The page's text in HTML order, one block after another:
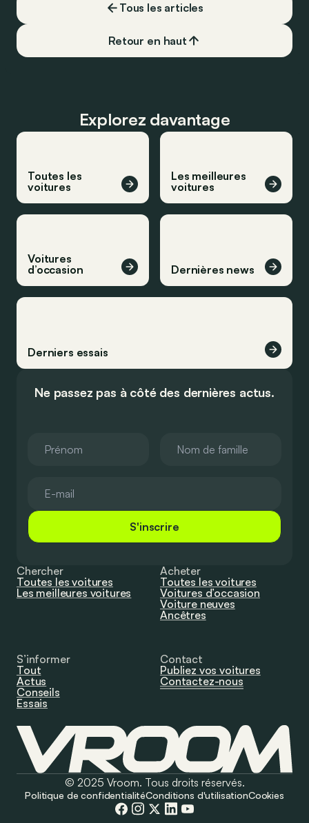
Tous les articles
Retour en haut
Explorez davantage
Toutes les
voitures
Les meilleures
voitures
Voitures
d’occasion
Dernières news
Derniers essais
Ne passez pas à côté des dernières actus.
S'inscrire
Chercher
Toutes les voitures
Les meilleures voitures
Acheter
Toutes les voitures
Voitures d’occasion
Voiture neuves
Ancêtres
S’informer
Tout
Actus
Conseils
Essais
Contact
Publiez vos voitures
Contactez-nous
© 2025 Vroom. Tous droits réservés.
Politique de confidentialitéConditions d'utilisationCookies